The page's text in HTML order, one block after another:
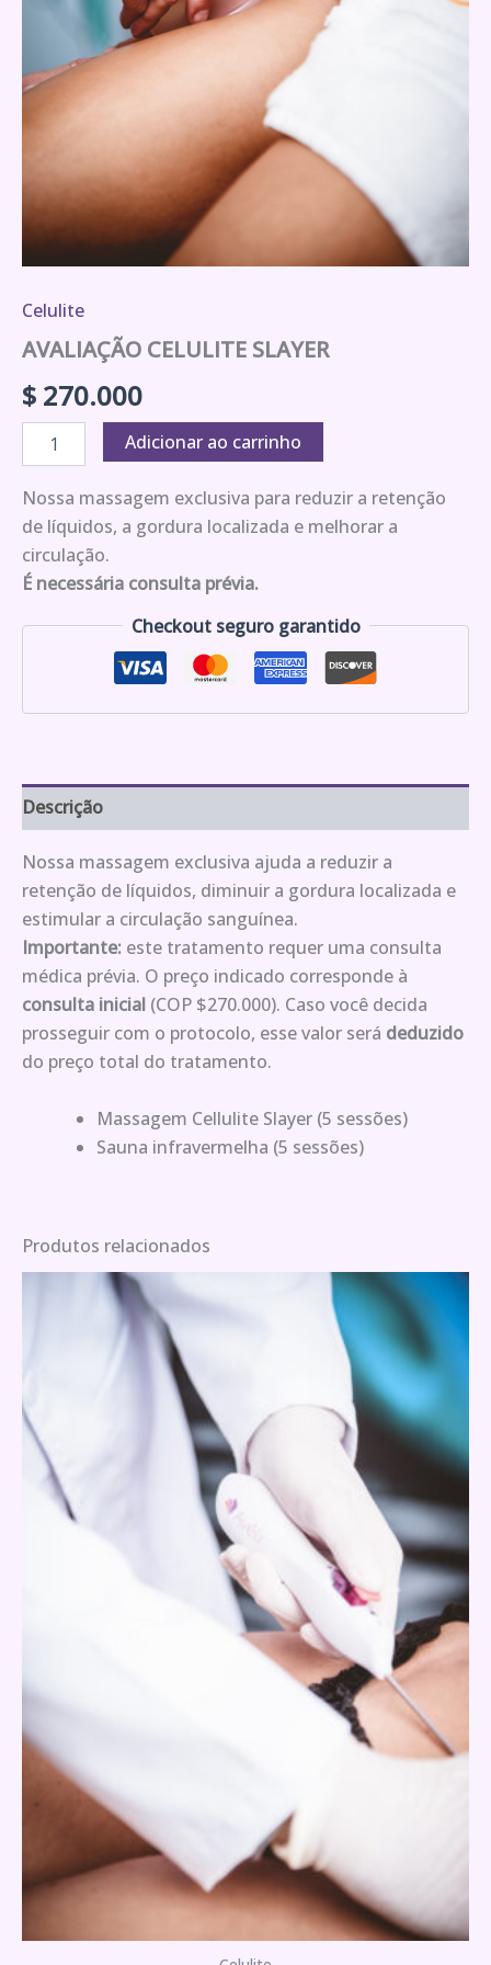
Celulite
AVALIAÇÃO CELULITE SLAYER
$ 270.000
Adicionar ao carrinho
Nossa massagem exclusiva para reduzir a retenção
de líquidos, a gordura localizada e melhorar a
circulação.
É necessária consulta prévia.
Checkout seguro garantido
Descrição
Nossa massagem exclusiva ajuda a reduzir a
retenção de líquidos, diminuir a gordura localizada e
estimular a circulação sanguínea.
Importante: este tratamento requer uma consulta
médica prévia. O preço indicado corresponde à
consulta inicial (COP $270.000). Caso você decida
prosseguir com o protocolo, esse valor será deduzido
do preço total do tratamento.
Massagem Cellulite Slayer (5 sessões)
Sauna infravermelha (5 sessões)
Produtos relacionados